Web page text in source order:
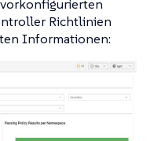
Richtlinien
Informationen: